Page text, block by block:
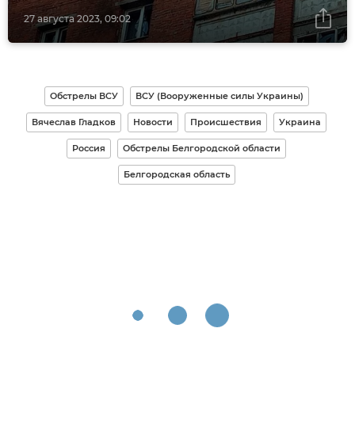
27 августа 2023, 09:02
Обстрелы ВСУ ВСУ (Вооруженные силы Украины)
Вячеслав Гладков Новости Происшествия Украина
Россия Обстрелы Белгородской области
Белгородская область